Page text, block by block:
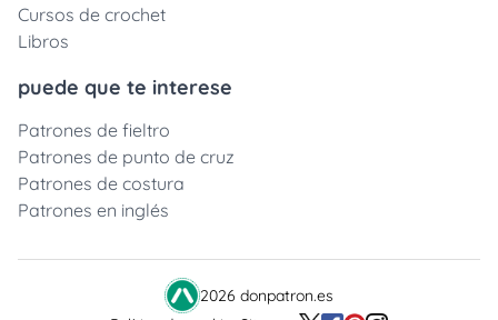
Cursos de crochet
Libros
puede que te interese
Patrones de fieltro
Patrones de punto de cruz
Patrones de costura
Patrones en inglés
2026 donpatron.es